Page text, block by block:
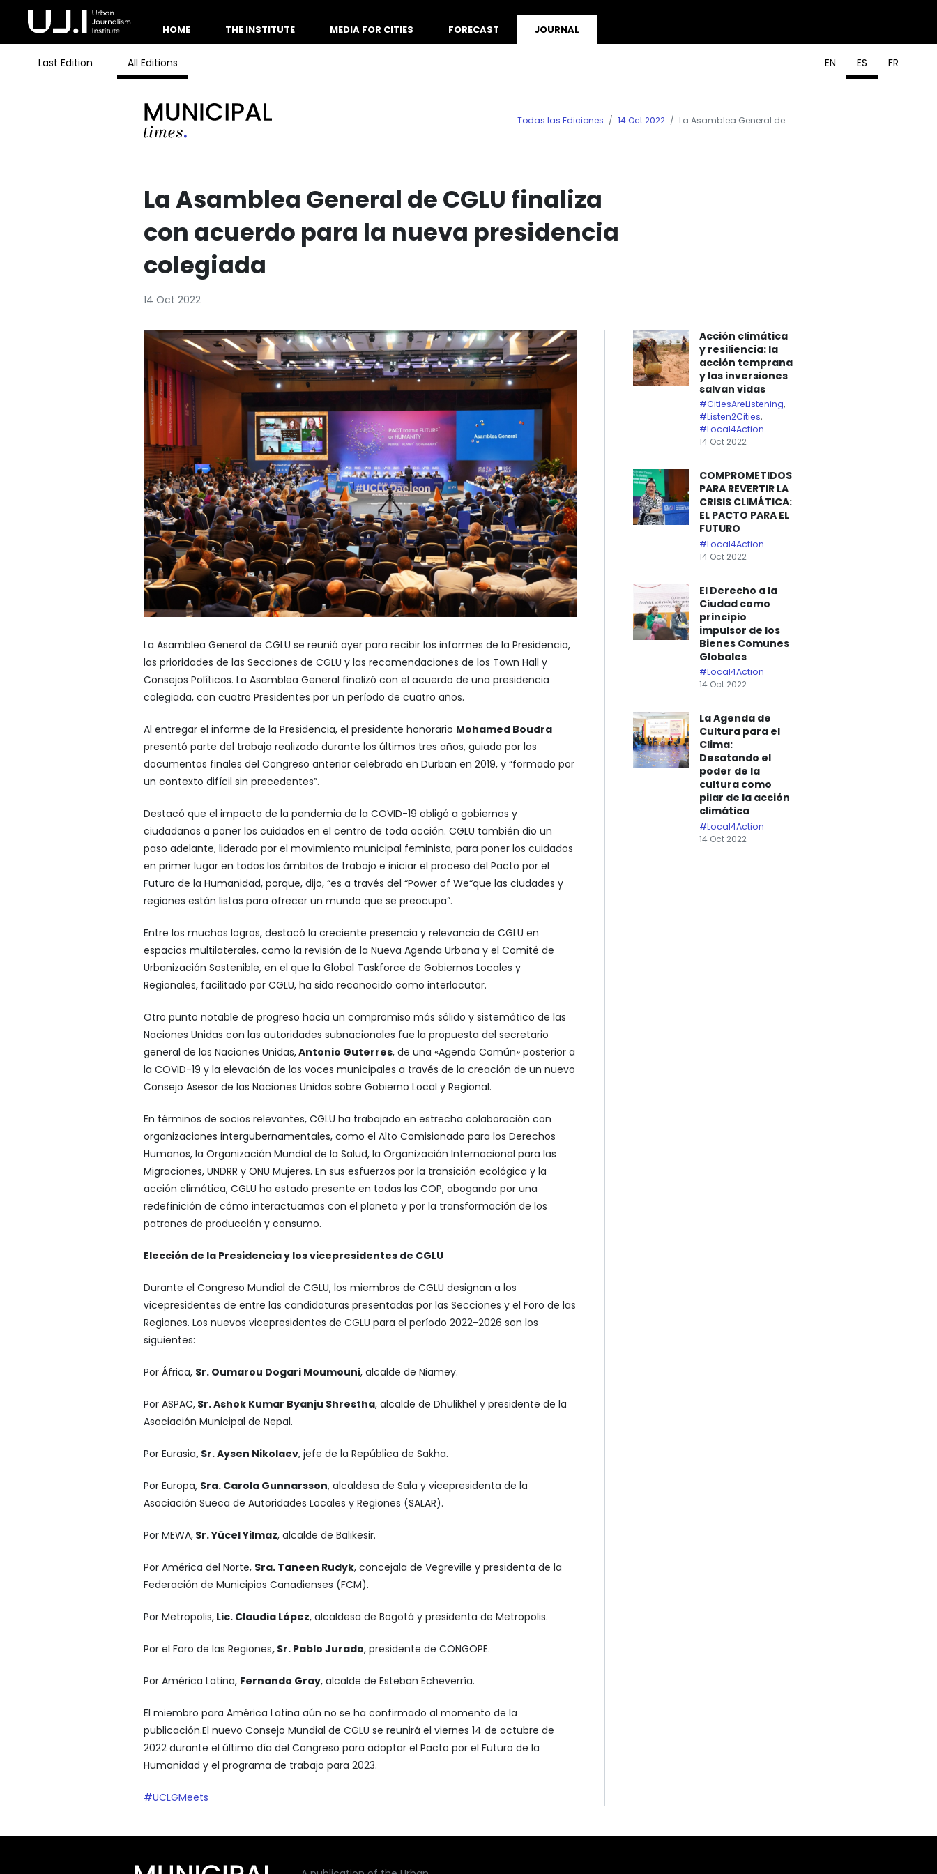
HOME THE INSTITUTE MEDIA FOR CITIES FORECAST JOURNAL
Last Edition All Editions EN ES FR
Todas las Ediciones 14 Oct 2022 La Asamblea General de ...
La Asamblea General de CGLU finaliza
con acuerdo para la nueva presidencia
colegiada
14 Oct 2022
La Asamblea General de CGLU se reunió ayer para recibir los informes de la Presidencia,
las prioridades de las Secciones de CGLU y las recomendaciones de los Town Hall y
Consejos Políticos. La Asamblea General finalizó con el acuerdo de una presidencia
colegiada, con cuatro Presidentes por un período de cuatro años.
Al entregar el informe de la Presidencia, el presidente honorario Mohamed Boudra
presentó parte del trabajo realizado durante los últimos tres años, guiado por los
documentos finales del Congreso anterior celebrado en Durban en 2019, y “formado por
un contexto difícil sin precedentes”.
Destacó que el impacto de la pandemia de la COVID-19 obligó a gobiernos y
ciudadanos a poner los cuidados en el centro de toda acción. CGLU también dio un
paso adelante, liderada por el movimiento municipal feminista, para poner los cuidados
en primer lugar en todos los ámbitos de trabajo e iniciar el proceso del Pacto por el
Futuro de la Humanidad, porque, dijo, “es a través del “Power of We“que las ciudades y
regiones están listas para ofrecer un mundo que se preocupa”.
Entre los muchos logros, destacó la creciente presencia y relevancia de CGLU en
espacios multilaterales, como la revisión de la Nueva Agenda Urbana y el Comité de
Urbanización Sostenible, en el que la Global Taskforce de Gobiernos Locales y
Regionales, facilitado por CGLU, ha sido reconocido como interlocutor.
Otro punto notable de progreso hacia un compromiso más sólido y sistemático de las
Naciones Unidas con las autoridades subnacionales fue la propuesta del secretario
general de las Naciones Unidas,Antonio Guterres, de una «Agenda Común» posterior a
la COVID-19 y la elevación de las voces municipales a través de la creación de un nuevo
Consejo Asesor de las Naciones Unidas sobre Gobierno Local y Regional.
En términos de socios relevantes, CGLU ha trabajado en estrecha colaboración con
organizaciones intergubernamentales, como el Alto Comisionado para los Derechos
Humanos, la Organización Mundial de la Salud, la Organización Internacional para las
Migraciones, UNDRR y ONU Mujeres. En sus esfuerzos por la transición ecológica y la
acción climática, CGLU ha estado presente en todas las COP, abogando por una
redefinición de cómo interactuamos con el planeta y por la transformación de los
patrones de producción y consumo.
Elección de la Presidencia y los vicepresidentes de CGLU
Durante el Congreso Mundial de CGLU, los miembros de CGLU designan a los
vicepresidentes de entre las candidaturas presentadas por las Secciones y el Foro de las
Regiones. Los nuevos vicepresidentes de CGLU para el período 2022-2026 son los
siguientes:
Por África, Sr. Oumarou Dogari Moumouni, alcalde de Niamey.
Por ASPAC, Sr. Ashok Kumar Byanju Shrestha, alcalde de Dhulikhel y presidente de la
Asociación Municipal de Nepal.
Por Eurasia, Sr. Aysen Nikolaev, jefe de la República de Sakha.
Por Europa, Sra. Carola Gunnarsson, alcaldesa de Sala y vicepresidenta de la
Asociación Sueca de Autoridades Locales y Regiones (SALAR).
Por MEWA, Sr. Yücel Yilmaz, alcalde de Balıkesir.
Por América del Norte, Sra. Taneen Rudyk, concejala de Vegreville y presidenta de la
Federación de Municipios Canadienses (FCM).
Por Metropolis, Lic. Claudia López, alcaldesa de Bogotá y presidenta de Metropolis.
Por el Foro de las Regiones, Sr. Pablo Jurado, presidente de CONGOPE.
Por América Latina, Fernando Gray, alcalde de Esteban Echeverría.
El miembro para América Latina aún no se ha confirmado al momento de la
publicación.El nuevo Consejo Mundial de CGLU se reunirá el viernes 14 de octubre de
2022 durante el último día del Congreso para adoptar el Pacto por el Futuro de la
Humanidad y el programa de trabajo para 2023.
#UCLGMeets
Acción climática
y resiliencia: la
acción temprana
y las inversiones
salvan vidas
#CitiesAreListening,
#Listen2Cities,
#Local4Action
14 Oct 2022
COMPROMETIDOS
PARA REVERTIR LA
CRISIS CLIMÁTICA:
EL PACTO PARA EL
FUTURO
#Local4Action
14 Oct 2022
El Derecho a la
Ciudad como
principio
impulsor de los
Bienes Comunes
Globales
#Local4Action
14 Oct 2022
La Agenda de
Cultura para el
Clima:
Desatando el
poder de la
cultura como
pilar de la acción
climática
#Local4Action
14 Oct 2022